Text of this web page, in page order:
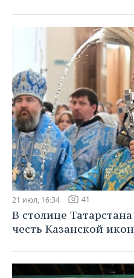
21 июл, 16:34 41
В столице
честь Казанской